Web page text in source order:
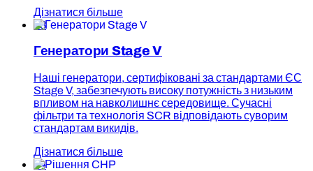
Дізнатися більше
03
Генератори Stage V
Наші генератори, сертифіковані за стандартами ЄС
Stage V, забезпечують високу потужність з низьким
впливом на навколишнє середовище. Сучасні
фільтри та технологія SCR відповідають суворим
стандартам викидів.
Дізнатися більше
04